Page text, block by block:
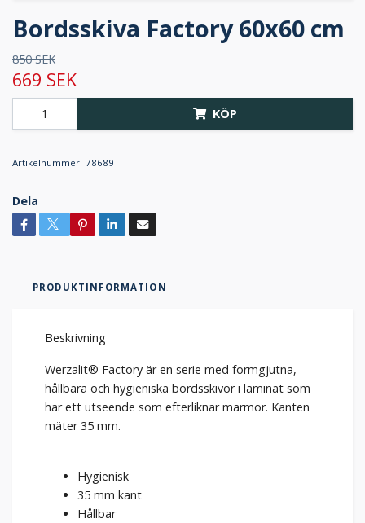
Bordsskiva Factory 60x60 cm
850 SEK
669 SEK
KÖP
Artikelnummer: 78689
Dela
PRODUKTINFORMATION
Beskrivning
Werzalit® Factory är en serie med formgjutna,
hållbara och hygieniska bordsskivor i laminat som
har ett utseende som efterliknar marmor. Kanten
mäter 35 mm.
Hygienisk
35 mm kant
Hållbar